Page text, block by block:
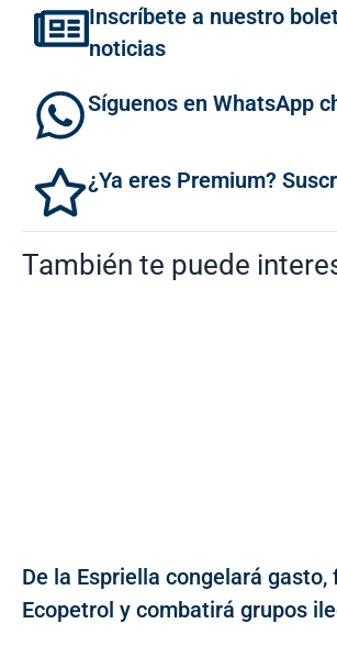
Inscríbete a nuestro
noticias
Síguenos en WhatsApp
¿Ya eres Premium?
También te puede
De la Espriella congelará
Ecopetrol y combatirá grupos